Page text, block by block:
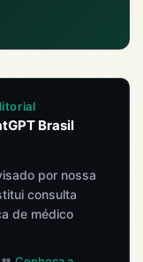
Brasil
por nossa
consulta
de médico